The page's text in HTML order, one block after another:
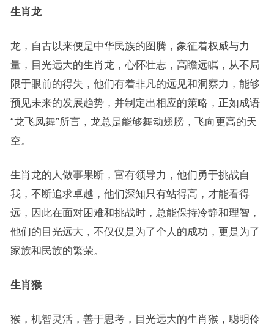
生肖龙
龙，自古以来便是中华民族的图腾，象征着权威与力
量，目光远大的生肖龙，心怀壮志，高瞻远瞩，从不局
限于眼前的得失，他们有着非凡的远见和洞察力，能够
预见未来的发展趋势，并制定出相应的策略，正如成语
“龙飞凤舞”所言，龙总是能够舞动翅膀，飞向更高的天
空。
生肖龙的人做事果断，富有领导力，他们勇于挑战自
我，不断追求卓越，他们深知只有站得高，才能看得
远，因此在面对困难和挑战时，总能保持冷静和理智，
他们的目光远大，不仅仅是为了个人的成功，更是为了
家族和民族的繁荣。
生肖猴
猴，机智灵活，善于思考，目光远大的生肖猴，聪明伶